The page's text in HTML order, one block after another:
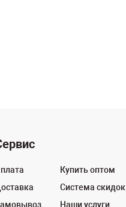
Купить оптом
Система скидок
Наши услуги